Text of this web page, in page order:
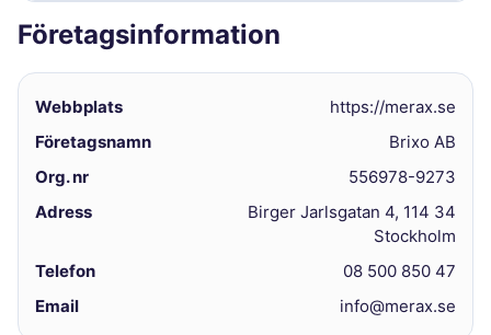
Företagsinformation
Webbplats
https://merax.se
Företagsnamn
Brixo AB
Org. nr
556978-9273
Adress
Birger Jarlsgatan 4, 114 34
Stockholm
Telefon
08 500 850 47
Email
info@merax.se